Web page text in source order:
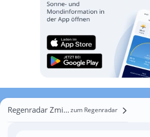
Regenradar Zmirićizum Regenradar